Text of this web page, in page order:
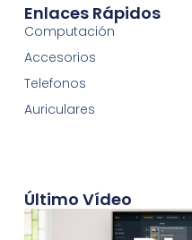
Enlaces Rápidos
Computación
Accesorios
Telefonos
Auriculares
Último Vídeo